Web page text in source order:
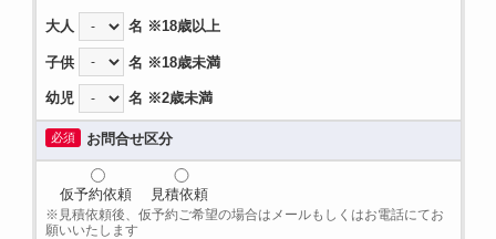
大人 名 ※18歳以上
子供 名 ※18歳未満
幼児 名 ※2歳未満
必須 お問合せ区分
仮予約依頼 見積依頼
※見積依頼後、仮予約ご希望の場合はメールもしくはお電話にてお
願いいたします